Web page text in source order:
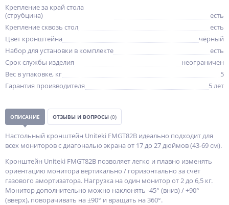
Крепление за край стола
(струбцина)
есть
Крепление сквозь стол
есть
Цвет кронштейна
чёрный
Набор для установки в комплекте
есть
Срок службы изделия
неограничен
Вес в упаковке, кг
5
Гарантия производителя
5 лет
ОПИСАНИЕ ОТЗЫВЫ И ВОПРОСЫ (0)
Настольный кронштейн Uniteki FMGT82B идеально подходит для
всех мониторов с диагональю экрана от 17 до 27 дюймов (43-69 см).
Кронштейн Uniteki FMGT82B позволяет легко и плавно изменять
ориентацию монитора вертикально / горизонтально за счёт
газового амортизатора. Нагрузка на один монитор от 2 до 6,5 кг.
Монитор дополнительно можно наклонять -45° (вниз) / +90°
(вверх), поворачивать на ±90° и вращать на 360°.